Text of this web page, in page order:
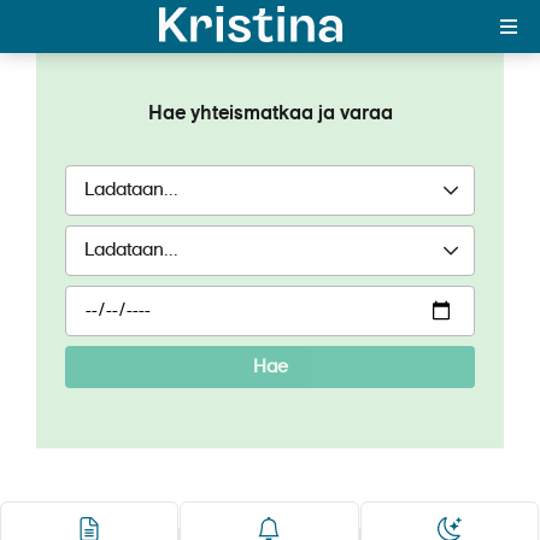
MAJAKKA-portaali
Äkkilähdöt
Suosikit
OTA YHTEYTTÄ
Kohteet
Matkatyypit
Matkakalenteri
Star Clipper
Hae yhteismatkaa ja varaa
Hae